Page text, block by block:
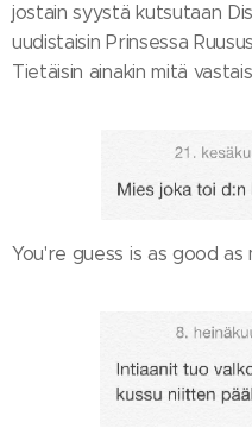
jostain syystä kutsutaan
uudistaisin Prinsessa
Tietäisin ainakin mitä
You're guess is as good as